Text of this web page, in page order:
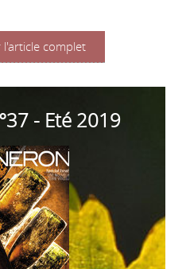
l'article complet
- Eté 2019